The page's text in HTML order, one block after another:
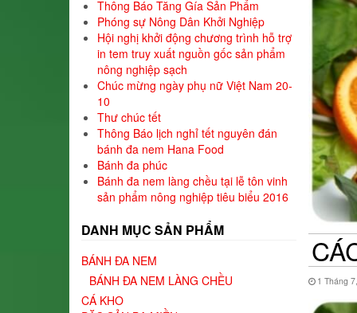
Thông Báo Tăng Gía Sản Phẩm
Phóng sự Nông Dân Khởi Nghiệp
Hội nghị khởi động chương trình hỗ trợ
in tem truy xuất nguồn gốc sản phẩm
nông nghiệp sạch
Chúc mừng ngày phụ nữ Việt Nam 20-
10
Thư chúc tết
Thông Báo lịch nghỉ tết nguyên đán
bánh đa nem Hana Food
Bánh đa phúc
Bánh đa nem làng chều tại lễ tôn vinh
sản phẩm nông nghiệp tiêu biểu 2016
DANH MỤC SẢN PHẨM
BÁNH ĐA NEM
BÁNH ĐA NEM LÀNG CHỀU
CÁ KHO
1 Tháng